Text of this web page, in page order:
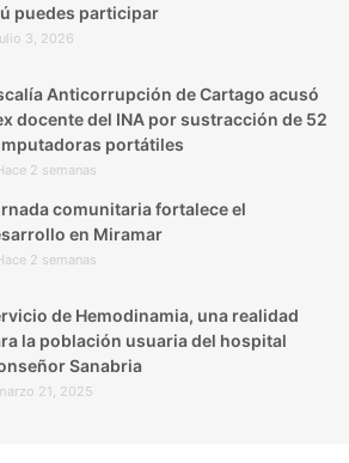
puedes participar
3, 2026
Anticorrupción de Cartago acusó
docente del INA por sustracción de 52
portátiles
2 semanas
comunitaria fortalece el
en Miramar
2 semanas
de Hemodinamia, una realidad
la población usuaria del hospital
Sanabria
21, 2025